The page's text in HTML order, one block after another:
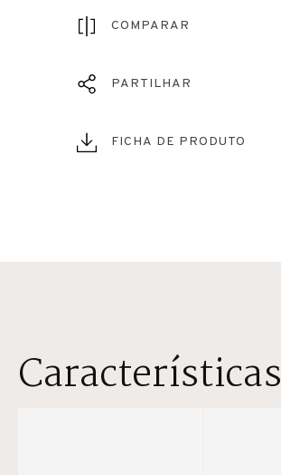
COMPARAR
PARTILHAR
FICHA DE PRODUTO
Características